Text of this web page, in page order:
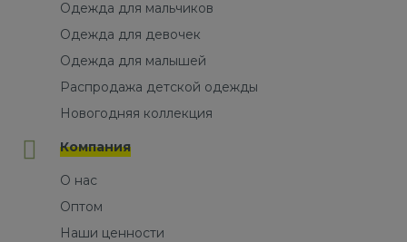
Одежда для мальчиков
Одежда для девочек
Одежда для малышей
Распродажа детской одежды
Новогодняя коллекция
Компания
О нас
Оптом
Наши ценности